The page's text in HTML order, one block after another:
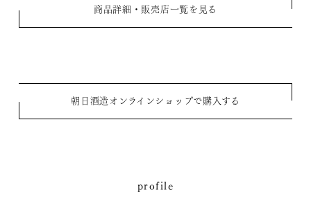
商品詳細・販売店一覧を見る
朝日酒造オンラインショップで購入する
profile